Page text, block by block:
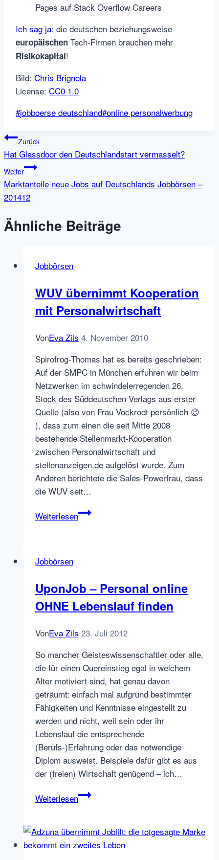
Pages auf Stack Overflow Careers
Ich sag ja: die deutschen beziehungsweise
europäischen Tech-Firmen brauchen mehr
Risikokapital!
Bild: Chris Brignola
License: CC0 1.0
Schlagworte:
#jobboerse deutschland#online personalwerbung
Beitragsnavigation
Zurück
Hat Glassdoor den Deutschlandstart vermasselt?
Weiter
Marktanteile neue Jobs auf Deutschlands Jobbörsen –
201412
Ähnliche Beiträge
Jobbörsen
WUV übernimmt Kooperation
mit Personalwirtschaft
VonEva Zils 4. November 2010
Spirofrog-Thomas hat es bereits geschrieben:
Auf der SMPC in München erfuhren wir beim
Netzwerken im schwindelerregenden 26.
Stock des Süddeutschen Verlags aus erster
Quelle (also von Frau Vockrodt persönlich 😉
), dass zum einen die seit Mitte 2008
bestehende Stellenmarkt-Kooperation
zwischen Personalwirtschaft und
stellenanzeigen.de aufgelöst wurde. Zum
Anderen berichtete die Sales-Powerfrau, dass
die WUV seit…
WeiterlesenWUV
Jobbörsen
UponJob – Personal online
OHNE Lebenslauf finden
VonEva Zils 23. Juli 2012
So mancher Geisteswissenschaftler oder alle,
die für einen Quereinstieg egal in welchem
Alter motiviert sind, hat genau davon
geträumt: einfach mal aufgrund bestimmter
Fähigkeiten und Kenntnisse eingestellt zu
werden und nicht, weil sein oder ihr
Lebenslauf die entsprechende
(Berufs-)Erfahrung oder das notwendige
Diplom ausweist. Beispiele dafür gibt es aus
der (freien) Wirtschaft genügend – ich…
WeiterlesenUponJob
online
OHNE